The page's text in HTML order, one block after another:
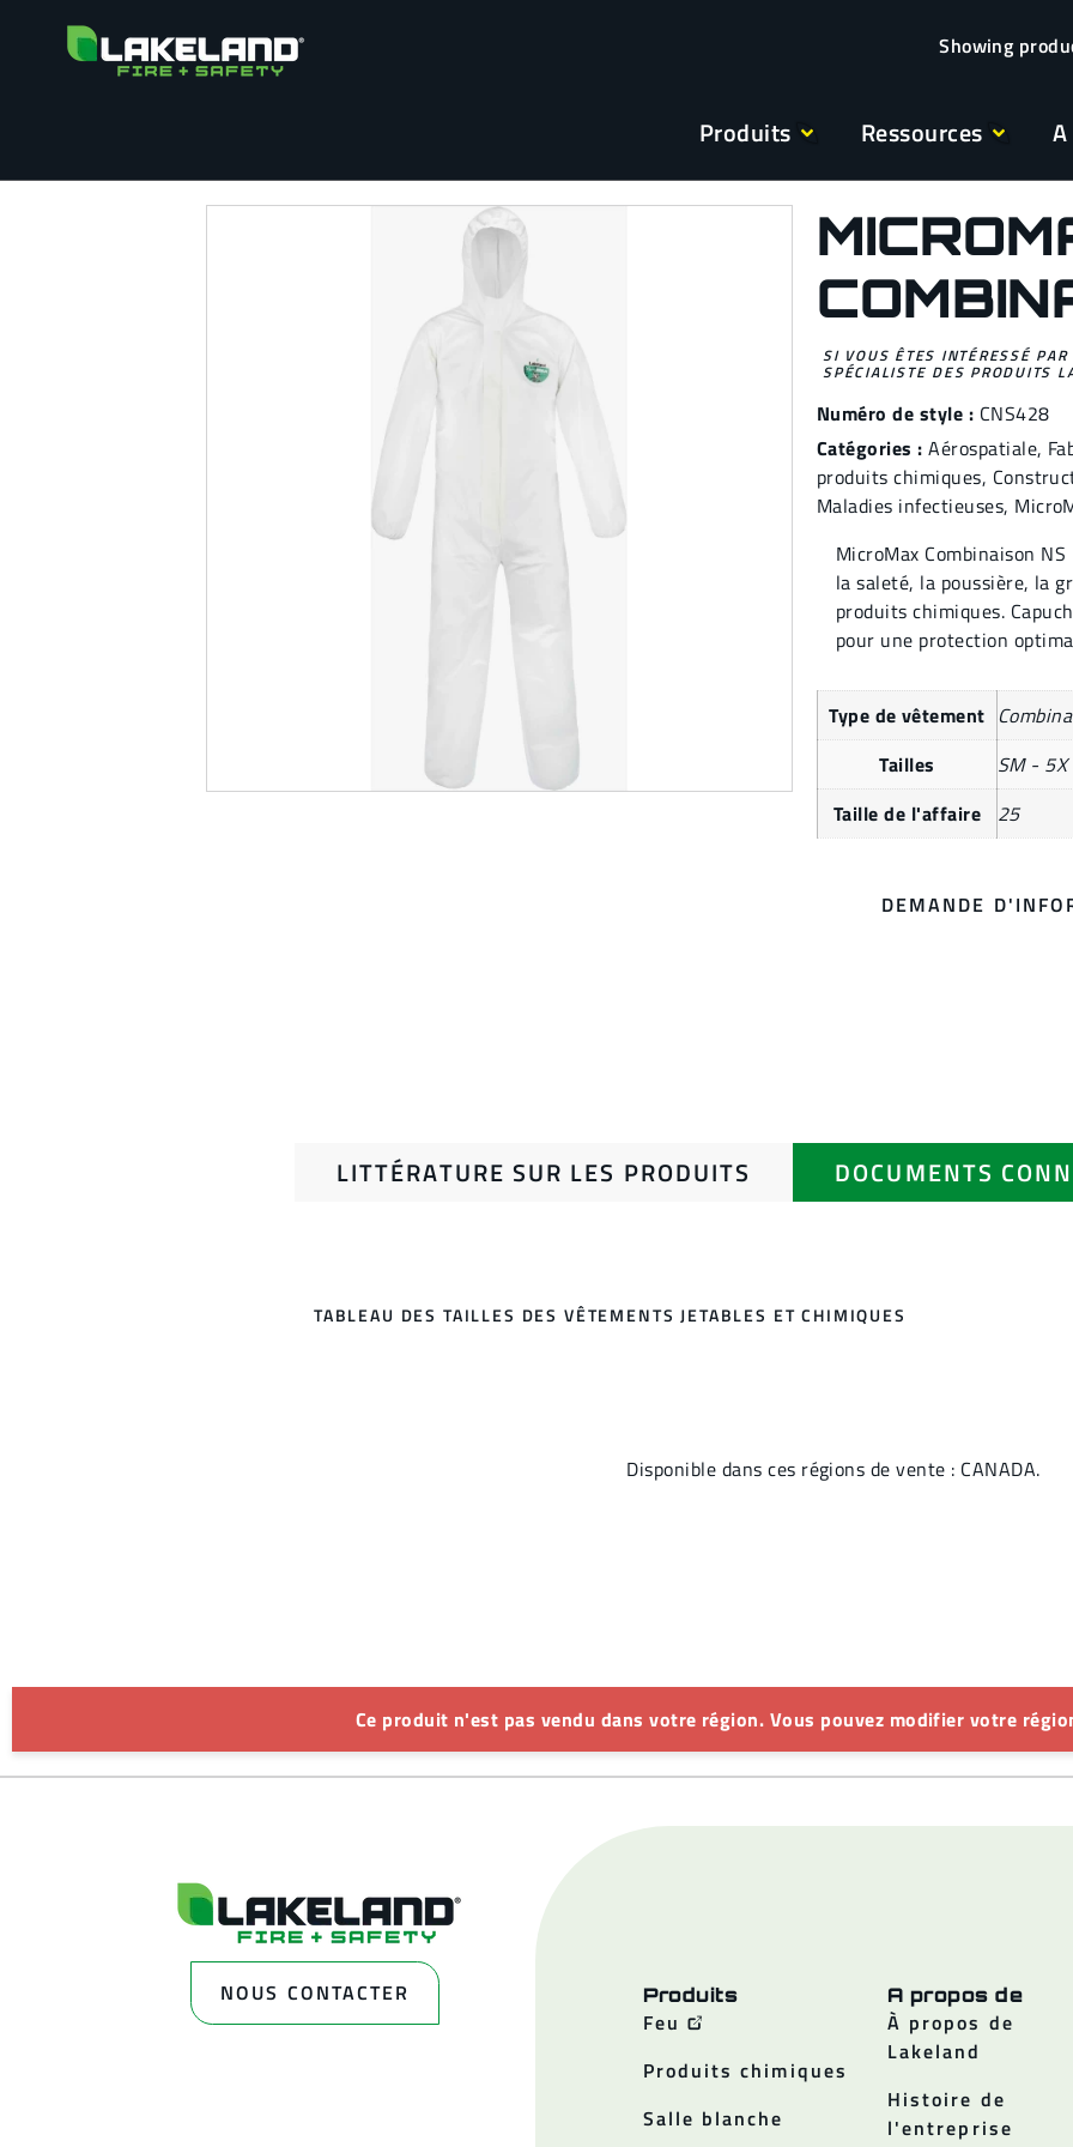
Produits Ressources
SI VOUS ÊTES INTÉRESSÉ
SPÉCIALISTE DES PRODUITS
Numéro de style : CNS428
Catégories : Aérospatiale,
produits chimiques,
Maladies infectieuses,
MicroMax Combinaison
la saleté, la poussière, la
produits chimiques.
pour une protection
Type de vêtement
Tailles
SM - 5X
Taille de l'affaire
25
DEMANDE
LITTÉRATURE SUR LES PRODUITS DOCUMENTS
TABLEAU DES TAILLES DES VÊTEMENTS JETABLES ET CHIMIQUES
Disponible dans ces régions de vente : CANADA.
Ce produit n'est pas vendu dans votre région. Vous pouvez modifier votre
NOUS CONTACTER Produits
Feu
Produits chimiques
Salle blanche
A propos de
À propos de
Lakeland
Histoire de
l'entreprise